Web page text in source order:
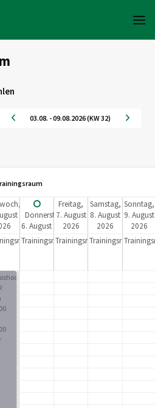
03.08. - 09.08.2026 (KW 32)
Donnerstag,
6. August
2026
Freitag,
7. August
2026
Samstag,
8. August
2026
Sonntag,
9. August
2026
TrainingsraumTrainingsraumTrainingsraum